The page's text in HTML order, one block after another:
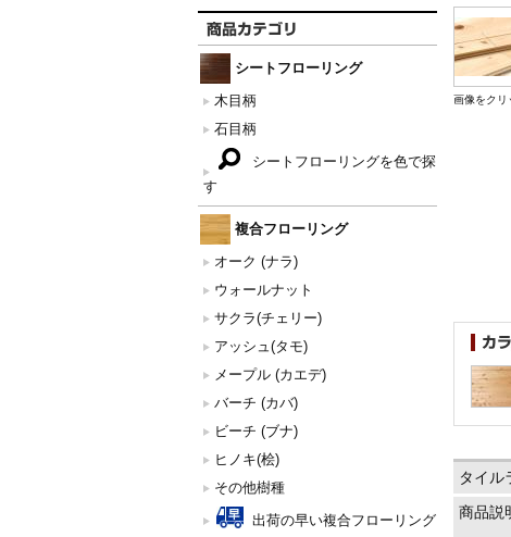
シートフローリング
木目柄
石目柄
シートフローリングを色で探
す
複合フローリング
オーク (ナラ)
ウォールナット
サクラ(チェリー)
アッシュ(タモ)
メープル (カエデ)
バーチ (カバ)
ビーチ (ブナ)
ヒノキ(桧)
その他樹種
出荷の早い複合フローリング
画像をクリ
タイル
商品説